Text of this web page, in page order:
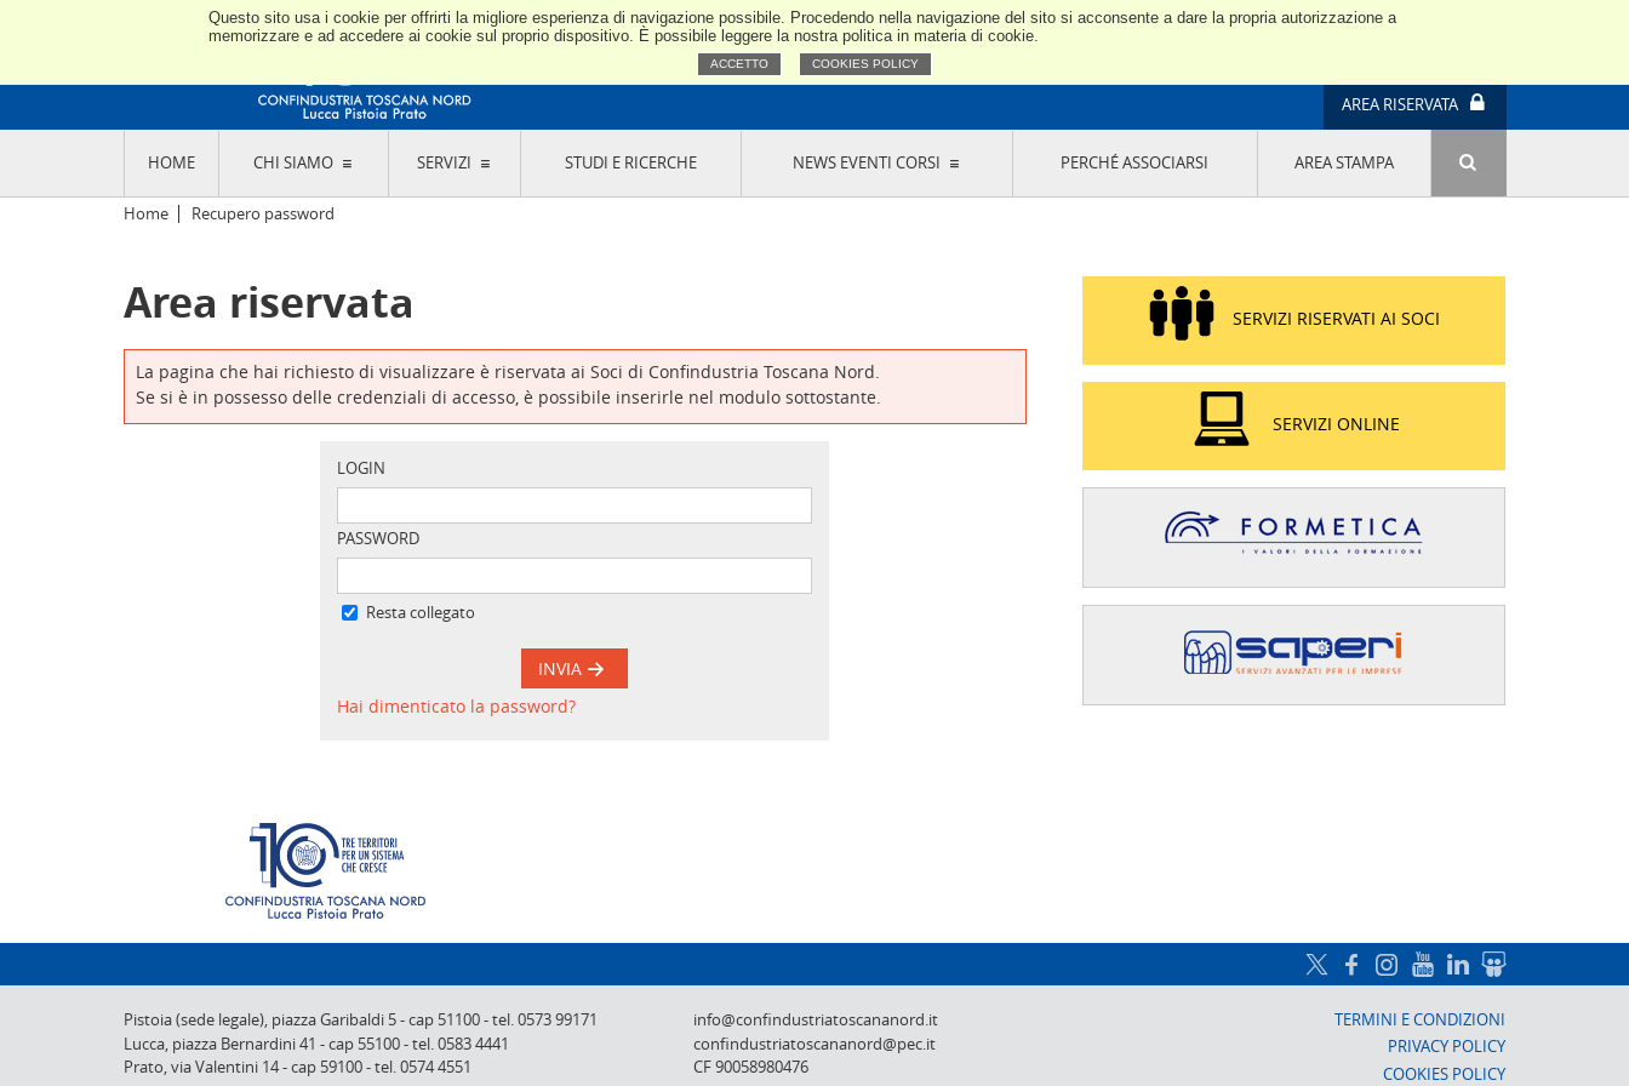
Questo sito usa i cookie per offrirti la migliore esperienza di navigazione possibile. Procedendo nella navigazione del sito si acconsente a dare la propria autorizzazione a
memorizzare e ad accedere ai cookie sul proprio dispositivo. È possibile leggere la nostra politica in materia di cookie.
ACCETTO COOKIES POLICY
Confindustria Toscana Nord
AREA RISERVATA
HOME CHI SIAMO
L'ASSOCIAZIONE
CODICE ETICO E DEI VALORI ASSOCIATIVI
TRASPARENZA CONTRIBUTI PUBBLICI
L'INDUSTRIA E IL TERRITORIO DI LUCCA,
PISTOIA E PRATO
SEDI E CONTATTI
ABOUT US
DESIGNAZIONE
ORGANI DI CONTROLLO
COMITATO PICCOLA
INDUSTRIA
GRUPPI DI ACQUISTO
EDIZIONE
PROGETTO LU.ME.
IL MANAGER DELLA SOSTENIBILITÀ NEL
DISTRETTO TESSILE PRATESE
GRUPPO IMPRENDITORIA FEMMINILE
SOSTENIBILITÀ
SERVIZI STUDI E RICERCHE NEWS EVENTI CORSI PERCHÉ ASSOCIARSI AREA STAMPA
Home Recupero password
Area riservata
La pagina che hai richiesto di visualizzare è riservata ai Soci di Confindustria Toscana Nord.
Se si è in possesso delle credenziali di accesso, è possibile inserirle nel modulo sottostante.
LOGIN
PASSWORD
Resta collegato
INVIA
Hai dimenticato la password?
SERVIZI RISERVATI AI SOCI
SERVIZI ONLINE
Pistoia (sede legale), piazza Garibaldi 5-cap 51100-tel. 0573 99171
Lucca, piazza Bernardini 41 -cap 55100-tel. 0583 4441
Prato,via Valentini 14-cap 59100-tel. 0574 4551
info@confindustriatoscananord.it
confindustriatoscananord@pec.it
CF 90058980476
TERMINI E CONDIZIONI
PRIVACY POLICY
COOKIES POLICY